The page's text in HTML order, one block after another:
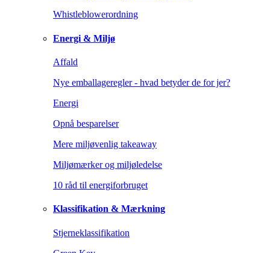
Whistleblowerordning
Energi & Miljø
Affald
Nye emballageregler - hvad betyder de for jer?
Energi
Opnå besparelser
Mere miljøvenlig takeaway
Miljømærker og miljøledelse
10 råd til energiforbruget
Klassifikation & Mærkning
Stjerneklassifikation